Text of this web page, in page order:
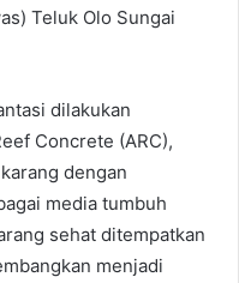
Teluk Olo Sungai
dilakukan
Concrete (ARC),
dengan
media tumbuh
sehat ditempatkan
menjadi